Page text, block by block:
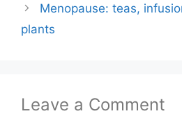
Menopause: teas,
plants
Leave a Comment